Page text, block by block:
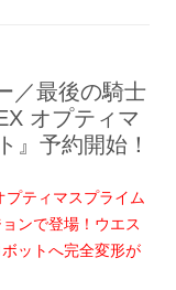
／最後の騎士
オプティマ
』予約開始！
プティマスプライム
ンで登場！ウエス
ットへ完全変形が